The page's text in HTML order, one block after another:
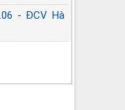
- ĐCV Hà